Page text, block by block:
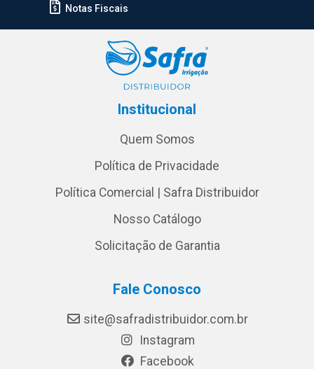
Notas Fiscais
Institucional
Quem Somos
Política de Privacidade
Política Comercial | Safra Distribuidor
Nosso Catálogo
Solicitação de Garantia
Fale Conosco
site@safradistribuidor.com.br
Instagram
Facebook